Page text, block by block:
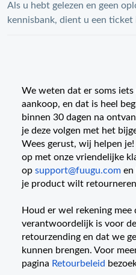
Als u hebt gelezen en geen
kennisbank, dient u een ticket
We weten dat er soms
aankoop, en dat is heel
binnen 30 dagen na
je deze volgen met het
Wees gerust, wij helpen
op met onze vriendelijke
op support@fuugu.com en
je product wilt
Houd er wel rekening mee
verantwoordelijk is voor
retourzending en dat we
kunnen brengen. Voor
pagina Retourbeleid